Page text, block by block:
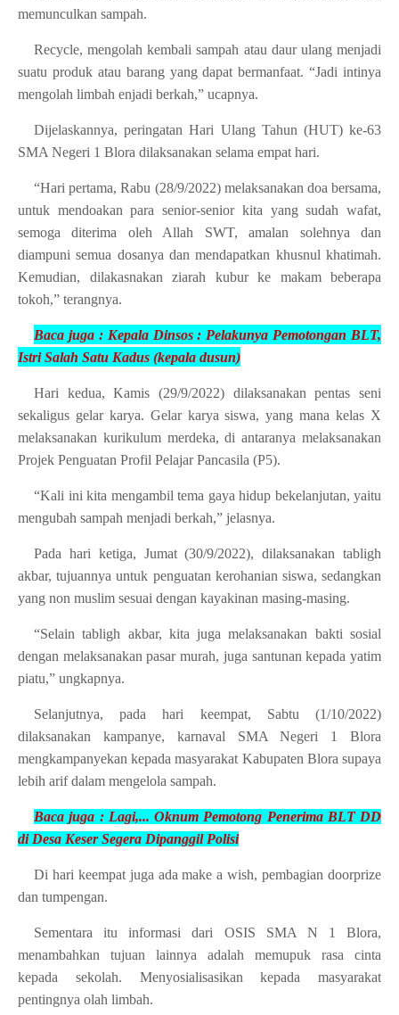
memunculkan sampah.
Recycle, mengolah kembali sampah atau daur ulang menjadi
suatu produk atau barang yang dapat bermanfaat. “Jadi intinya
mengolah limbah enjadi berkah,” ucapnya.
Dijelaskannya, peringatan Hari Ulang Tahun (HUT) ke-63
SMA Negeri 1 Blora dilaksanakan selama empat hari.
“Hari pertama, Rabu (28/9/2022) melaksanakan doa bersama,
untuk mendoakan para senior-senior kita yang sudah wafat,
semoga diterima oleh Allah SWT, amalan solehnya dan
diampuni semua dosanya dan mendapatkan khusnul khatimah.
Kemudian, dilakasnakan ziarah kubur ke makam beberapa
tokoh,” terangnya.
Baca juga : Kepala Dinsos : Pelakunya Pemotongan BLT,
Istri Salah Satu Kadus (kepala dusun)
Hari kedua, Kamis (29/9/2022) dilaksanakan pentas seni
sekaligus gelar karya. Gelar karya siswa, yang mana kelas X
melaksanakan kurikulum merdeka, di antaranya melaksanakan
Projek Penguatan Profil Pelajar Pancasila (P5).
“Kali ini kita mengambil tema gaya hidup bekelanjutan, yaitu
mengubah sampah menjadi berkah,” jelasnya.
Pada hari ketiga, Jumat (30/9/2022), dilaksanakan tabligh
akbar, tujuannya untuk penguatan kerohanian siswa, sedangkan
yang non muslim sesuai dengan kayakinan masing-masing.
“Selain tabligh akbar, kita juga melaksanakan bakti sosial
dengan melaksanakan pasar murah, juga santunan kepada yatim
piatu,” ungkapnya.
Selanjutnya, pada hari keempat, Sabtu (1/10/2022)
dilaksanakan kampanye, karnaval SMA Negeri 1 Blora
mengkampanyekan kepada masyarakat Kabupaten Blora supaya
lebih arif dalam mengelola sampah.
Baca juga : Lagi,... Oknum Pemotong Penerima BLT DD
di Desa Keser Segera Dipanggil Polisi
Di hari keempat juga ada make a wish, pembagian doorprize
dan tumpengan.
Sementara itu informasi dari OSIS SMA N 1 Blora,
menambahkan tujuan lainnya adalah memupuk rasa cinta
kepada sekolah. Menyosialisasikan kepada masyarakat
pentingnya olah limbah.